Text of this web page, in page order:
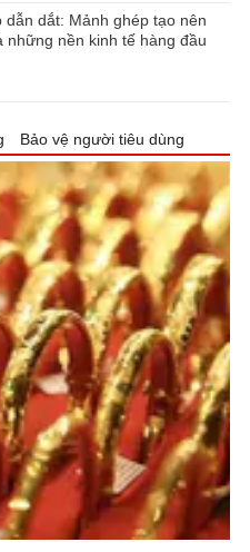
dẫn dắt: Mảnh ghép tạo nên
những nền kinh tế hàng đầu
Bảo vệ người tiêu dùng